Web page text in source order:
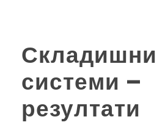
Складишни
системи –
резултати